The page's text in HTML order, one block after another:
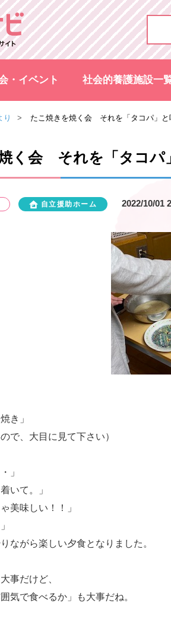
・イベント 社会的養護施設一
り たこ焼きを焼く会 それを「タコパ」と
く会 それを「タコパ
自立援助ホーム 2022/10/01
き」
で、大目に見て下さい）
」
いて。」
美味しい！！」
ながら楽しい夕食となりました。
事だけど、
気で食べるか」も大事だね。